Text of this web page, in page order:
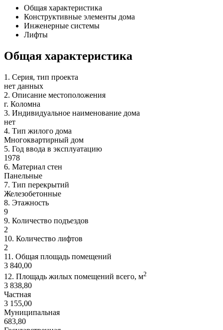
Общая характеристика
Конструктивные элементы дома
Инженерные системы
Лифты
Общая характеристика
1. Серия, тип проекта
нет данных
2. Описание местоположения
г. Коломна
3. Индивидуальное наименование дома
нет
4. Тип жилого дома
Многоквартирный дом
5. Год ввода в эксплуатацию
1978
6. Материал стен
Панельные
7. Тип перекрытий
Железобетонные
8. Этажность
9
9. Количество подъездов
2
10. Количество лифтов
2
11. Общая площадь помещений
3 840,00
12. Площадь жилых помещений всего, м2
3 838,80
Частная
3 155,00
Муниципальная
683,80